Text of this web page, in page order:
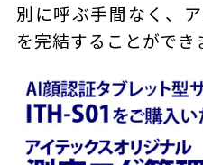
別に呼ぶ手間なく、
を完結することができ